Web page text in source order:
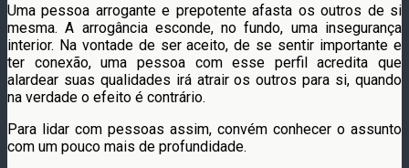
Uma pessoa arrogante e prepotente afasta os outros de si
mesma. A arrogância esconde, no fundo, uma insegurança
interior. Na vontade de ser aceito, de se sentir importante e
ter conexão, uma pessoa com esse perfil acredita que
alardear suas qualidades irá atrair os outros para si, quando
na verdade o efeito é contrário.
Para lidar com pessoas assim, convém conhecer o assunto
com um pouco mais de profundidade.